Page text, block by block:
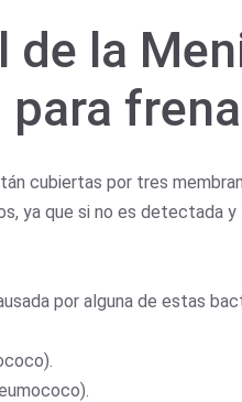
de la
cubiertas por tres
ya que si no es detectada
por alguna de estas